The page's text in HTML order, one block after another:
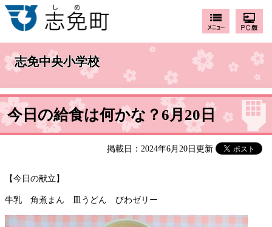
志免中央小学校
今日の給食は何かな？6月20日
掲載日：2024年6月20日更新
【今日の献立】
牛乳 角煮まん 皿うどん びわゼリー